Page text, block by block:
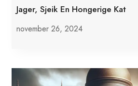
Jager, Sjeik En Hongerige Kat
november 26, 2024